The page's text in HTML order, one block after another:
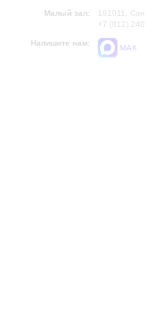
Малый зал:
191011,
+7 (812)
Напишите нам:
MAX